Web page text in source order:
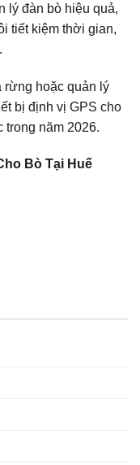
lý đàn bò hiệu quả,
tiết kiệm thời gian,
rừng hoặc quản lý
bị định vị GPS cho
trong năm 2026.
Bò Tại Huế